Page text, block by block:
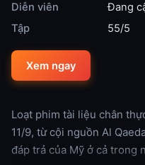
Diễn viên
Đang
Tập
55/5
Xem ngay
Loạt phim tài liệu chân
11/9, từ cội nguồn Al
đáp trả của Mỹ ở cả trong